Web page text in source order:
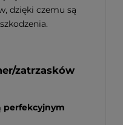
dzięki czemu są
zatrzasków
perfekcyjnym